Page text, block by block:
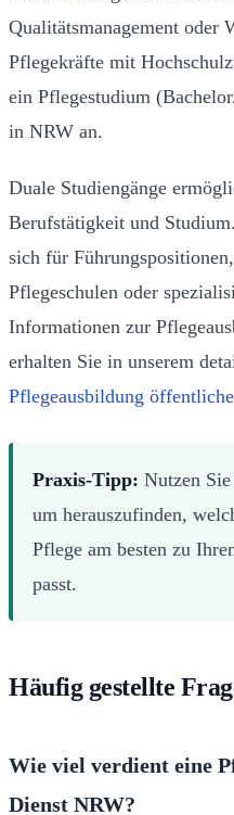
Qualitätsmanagement oder
Pflegekräfte mit
ein Pflegestudium
in NRW an.
Duale Studiengänge
Berufstätigkeit und
sich für
Pflegeschulen oder
Informationen zur
erhalten Sie in unserem
Pflegeausbildung
Praxis-Tipp: Nutzen
um herauszufinden,
Pflege am besten zu
passt.
Häufig gestellte
Wie viel verdient eine
Dienst NRW?